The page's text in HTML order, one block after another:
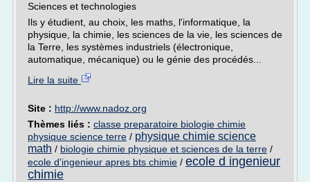
Sciences et technologies
Ils y étudient, au choix, les maths, l'informatique, la
physique, la chimie, les sciences de la vie, les sciences de
la Terre, les systèmes industriels (électronique,
automatique, mécanique) ou le génie des procédés...
Lire la suite
Site : http://www.nadoz.org
Thèmes liés : classe preparatoire biologie chimie
physique science terre / physique chimie science
math / biologie chimie physique et sciences de la terre /
ecole d'ingenieur apres bts chimie / ecole d ingenieur
chimie